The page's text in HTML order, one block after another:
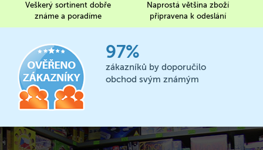
Veškerý sortinent dobře
známe a poradíme
Naprostá většina zboží
připravena k odeslání
97%
zákazníků by doporučilo
obchod svým známým